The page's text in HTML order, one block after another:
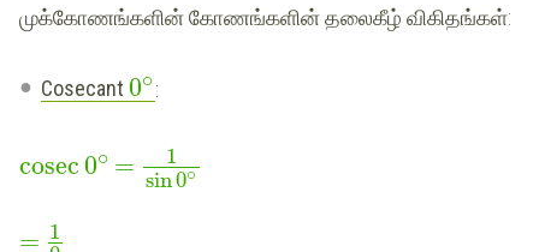
முக்கோணங்களின் கோணங்களின் தலைகீழ் விகிதங்கள்:
Cosecant 0∘:
cosec0∘ =
1
sin0∘
= 1